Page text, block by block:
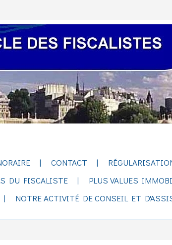
CONTACT
DU FISCALISTE PLUS VALUES
NOTRE ACTIVITÉ DE CONSEIL ET